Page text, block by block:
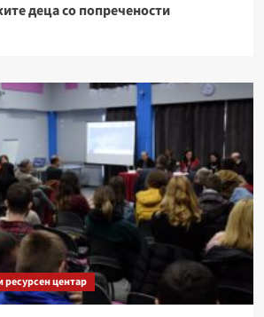
деца со попречености
ресурсен центар